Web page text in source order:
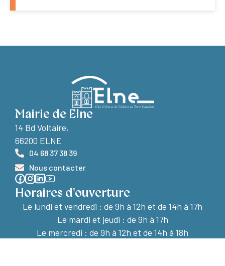
Mairie de Elne
14 Bd Voltaire,
66200 ELNE
04 68 37 38 39
Nous contacter
Horaires d'ouverture
Le lundi et vendredi : de 9h à 12h et de 14h à 17h
Le mardi et jeudi : de 9h à 17h
Le mercredi : de 9h à 12h et de 14h à 18h